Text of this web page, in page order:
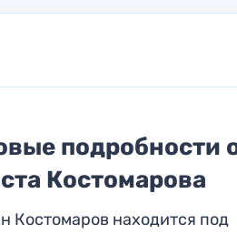
подробности
Костомарова
Костомаров находится под